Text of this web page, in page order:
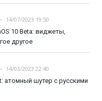
14/07/2023 19:50
10 Beta: виджеты,
другое
14/03/2023 22:40
атомный шутер с русскими